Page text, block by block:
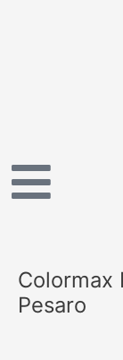
Colormax
Pesaro